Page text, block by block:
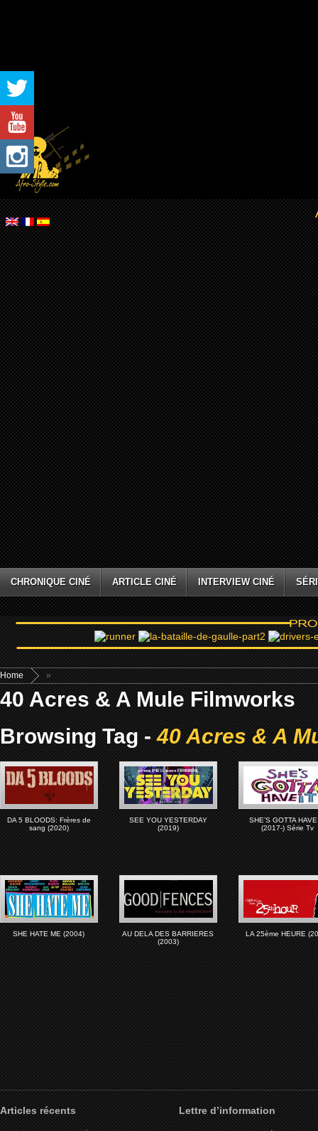
CHRONIQUE CINÉ ARTICLE CINÉ INTERVIEW CINÉ
Home »
40 Acres & A Mule Filmworks
Browsing Tag -40 Acres & A
DA 5 BLOODS: Frères de
sang (2020)
SEE YOU YESTERDAY
(2019)
SHE’S GOTTA
(2017-) Série Tv
SHE HATE ME (2004)
AU DELA DES BARRIERES
(2003)
LA 25ème HEURE
Articles récents Lettre d’information